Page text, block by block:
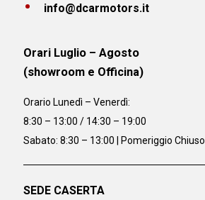
info@dcarmotors.it
Orari Luglio – Agosto
(showroom e Officina)
Orario Lunedì – Venerdì:
8:30 – 13:00 / 14:30 – 19:00
Sabato: 8:30 – 13:00 | Pomeriggio Chiuso
SEDE CASERTA